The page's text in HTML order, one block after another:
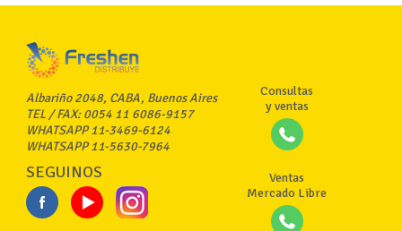
Albariño 2048, CABA, Buenos Aires
TEL / FAX: 0054 11 6086-9157
WHATSAPP 11-3469-6124
WHATSAPP 11-5630-7964
SEGUINOS
Consultas
y ventas
Ventas
Mercado Libre